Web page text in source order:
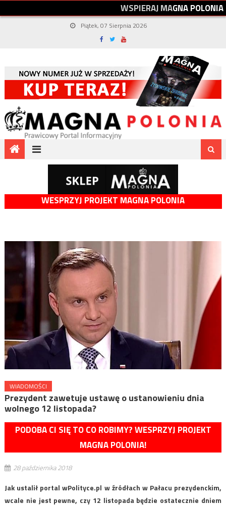
WSPIERAJMAGNAPOLONIA
Piątek, 07 Sierpnia 2026
WESPRZYJ PROJEKT MAGNA POLONIA
WIADOMOŚCI
Prezydent zawetuje ustawę o ustanowieniu dnia
wolnego 12 listopada?
PODOBA CI SIĘ TO CO ROBIMY? WESPRZYJ PROJEKT
MAGNA POLONIA!
28 października 2018
Jak ustalił portal wPolityce.pl w źródłach w Pałacu prezydenckim,
wcale nie jest pewne, czy 12 listopada będzie ostatecznie dniem